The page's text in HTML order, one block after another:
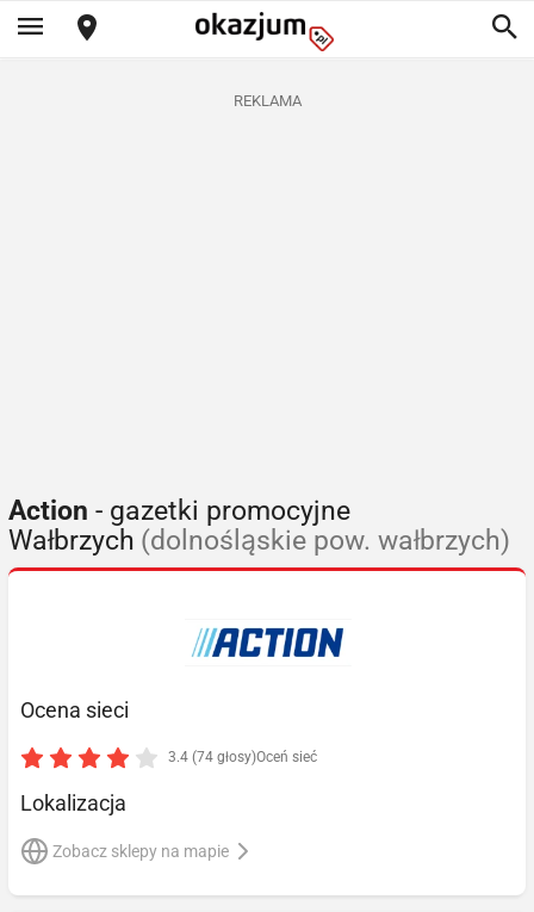
REKLAMA
Action - gazetki promocyjne
Wałbrzych (dolnośląskie pow. wałbrzych)
Ocena sieci
3.4 (74 głosy)Oceń sieć
Lokalizacja
Zobacz sklepy na mapie